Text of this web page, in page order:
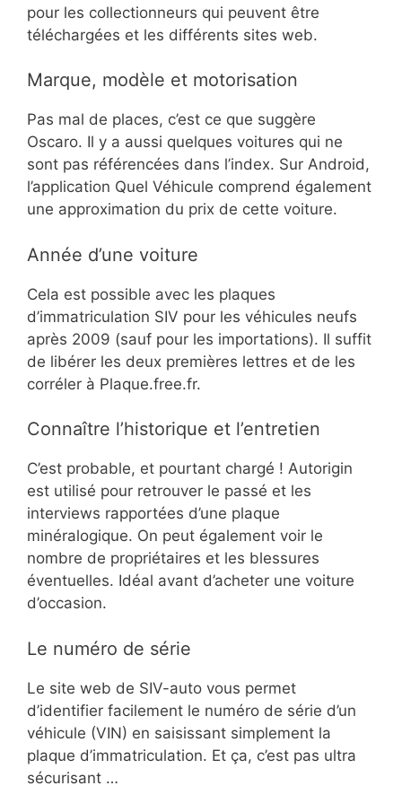
pour les collectionneurs qui peuvent être
téléchargées et les différents sites web.
Marque, modèle et motorisation
Pas mal de places, c’est ce que suggère
Oscaro. Il y a aussi quelques voitures qui ne
sont pas référencées dans l’index. Sur Android,
l’application Quel Véhicule comprend également
une approximation du prix de cette voiture.
Année d’une voiture
Cela est possible avec les plaques
d’immatriculation SIV pour les véhicules neufs
après 2009 (sauf pour les importations). Il suffit
de libérer les deux premières lettres et de les
corréler à Plaque.free.fr.
Connaître l’historique et l’entretien
C’est probable, et pourtant chargé ! Autorigin
est utilisé pour retrouver le passé et les
interviews rapportées d’une plaque
minéralogique. On peut également voir le
nombre de propriétaires et les blessures
éventuelles. Idéal avant d’acheter une voiture
d’occasion.
Le numéro de série
Le site web de SIV-auto vous permet
d’identifier facilement le numéro de série d’un
véhicule (VIN) en saisissant simplement la
plaque d’immatriculation. Et ça, c’est pas ultra
sécurisant …